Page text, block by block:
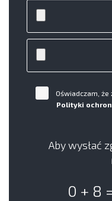
Oświadczam, że
Polityki
Aby wysłać
0 + 8